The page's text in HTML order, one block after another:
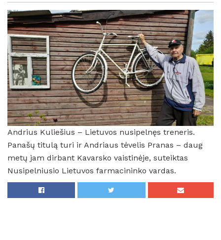
Andrius Kuliešius – Lietuvos nusipelnęs treneris.
Panašų titulą turi ir Andriaus tėvelis Pranas – daug
metų jam dirbant Kavarsko vaistinėje, suteiktas
Nusipelniusio Lietuvos farmacininko vardas.